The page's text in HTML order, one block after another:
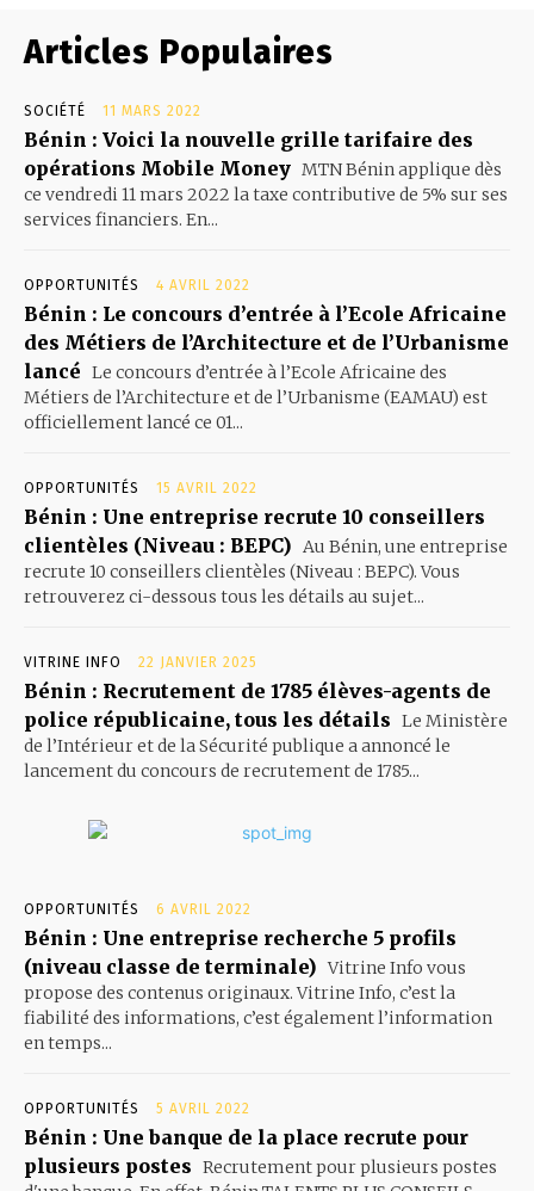
Articles Populaires
SOCIÉTÉ 11 MARS 2022
Bénin : Voici la nouvelle grille tarifaire des
opérations Mobile Money MTN Bénin applique dès
ce vendredi 11 mars 2022 la taxe contributive de 5% sur ses
services financiers. En...
OPPORTUNITÉS 4 AVRIL 2022
Bénin : Le concours d’entrée à l’Ecole Africaine
des Métiers de l’Architecture et de l’Urbanisme
lancé Le concours d’entrée à l’Ecole Africaine des
Métiers de l’Architecture et de l’Urbanisme (EAMAU) est
officiellement lancé ce 01...
OPPORTUNITÉS 15 AVRIL 2022
Bénin : Une entreprise recrute 10 conseillers
clientèles (Niveau : BEPC)
Au Bénin, une entreprise
recrute 10 conseillers clientèles (Niveau : BEPC). Vous
retrouverez ci-dessous tous les détails au sujet...
VITRINE INFO 22 JANVIER 2025
Bénin : Recrutement de 1785 élèves-agents de
police républicaine, tous les détails Le Ministère
de l’Intérieur et de la Sécurité publique a annoncé le
lancement du concours de recrutement de 1785...
OPPORTUNITÉS 6 AVRIL 2022
Bénin : Une entreprise recherche 5 profils
(niveau classe de terminale) Vitrine Info vous
propose des contenus originaux. Vitrine Info, c’est la
fiabilité des informations, c’est également l’information
en temps...
OPPORTUNITÉS 5 AVRIL 2022
Bénin : Une banque de la place recrute pour
plusieurs postes Recrutement pour plusieurs postes